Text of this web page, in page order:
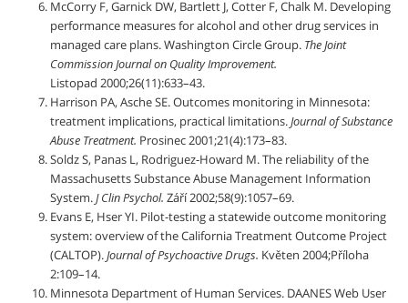
McCorry F, Garnick DW, Bartlett J, Cotter F, Chalk M. Developing
performance measures for alcohol and other drug services in
managed care plans. Washington Circle Group. The Joint
Commission Journal on Quality Improvement.
Listopad 2000;26(11):633–43.
Harrison PA, Asche SE. Outcomes monitoring in Minnesota:
treatment implications, practical limitations.Journal of Substance
Abuse Treatment. Prosinec 2001;21(4):173–83.
Soldz S, Panas L, Rodriguez-Howard M. The reliability of the
Massachusetts Substance Abuse Management Information
System.J Clin Psychol. Září 2002;58(9):1057–69.
Evans E, Hser YI. Pilot-testing a statewide outcome monitoring
system: overview of the California Treatment Outcome Project
(CALTOP).Journal of Psychoactive Drugs. Květen 2004;Příloha
2:109–14.
Minnesota Department of Human Services. DAANES Web User